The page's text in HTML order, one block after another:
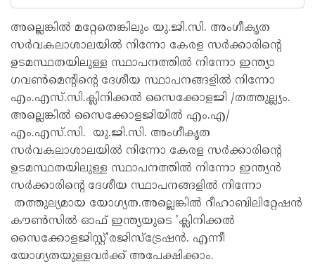
അല്ലെങ്കിൽ മറ്റേതെങ്കിലും യു.ജി.സി. അംഗീകൃത
സർവകലാശാലയിൽ നിന്നോ കേരള സർക്കാരിന്റെ
ഉടമസ്ഥതയിലുള്ള സ്ഥാപനത്തിൽ നിന്നോ ഇന്ത്യാ
ഗവൺമെന്റിന്റെ ദേശീയ സ്ഥാപനങ്ങളിൽ നിന്നോ
എം.എസ്.സി.ക്ലിനിക്കൽ സൈക്കോളജി /തത്തുല്ല്യം.
അല്ലെങ്കിൽ സൈക്കോളജിയിൽ എം.എ/
എം.എസ്.സി. യു.ജി.സി. അംഗീകൃത
സർവകലാശാലയിൽ നിന്നോ കേരള സർക്കാരിന്റെ
ഉടമസ്ഥതയിലുള്ള സ്ഥാപനത്തിൽ നിന്നോ ഇന്ത്യൻ
സർക്കാരിന്റെ ദേശീയ സ്ഥാപനങ്ങളിൽ നിന്നോ
തത്തുല്യമായ യോഗ്യത.അല്ലെങ്കിൽ റീഹാബിലിറ്റേഷൻ
കൗൺസിൽ ഓഫ് ഇന്ത്യയുടെ 'ക്ലിനിക്കൽ
സൈക്കോളജിസ്റ്റ്'രജിസ്ട്രേഷൻ. എന്നീ
യോഗ്യതയുള്ളവർക്ക് അപേക്ഷിക്കാം.